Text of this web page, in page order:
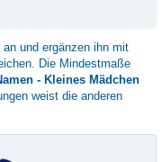
und ergänzen ihn mit
Die Mindestmaße
- Kleines Mädchen
weist die anderen